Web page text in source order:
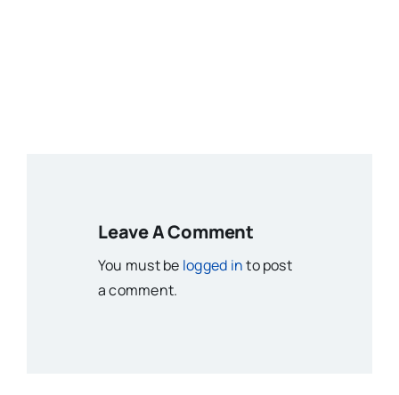
Leave A Comment
You must be logged into post
a comment.